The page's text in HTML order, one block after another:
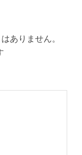
ありません。